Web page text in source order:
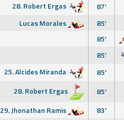
28. Robert Ergas
87'
Lucas Morales
85'
85'
85'
25. Alcides Miranda
85'
28. Robert Ergas
85'
29. Jhonathan Ramis
83'